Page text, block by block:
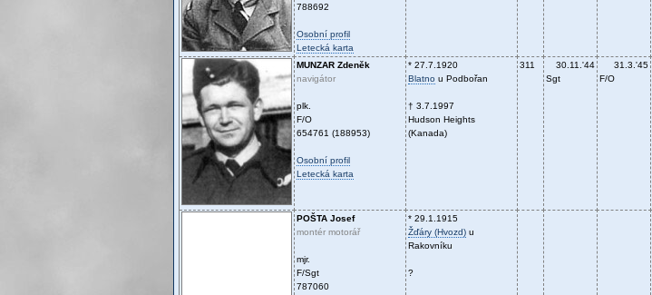
788692
Osobní profil
Letecká karta
MUNZAR Zdeněk
navigátor
plk.
F/O
654761 (188953)
Osobní profil
Letecká karta
* 27.7.1920
Blatno u Podbořan
† 3.7.1997
Hudson Heights
(Kanada)
311
30.11.'44
Sgt
31.3.'45
F/O
POŠTA Josef
montér motorář
mjr.
F/Sgt
787060
* 29.1.1915
Žďáry (Hvozd) u
Rakovníku
?